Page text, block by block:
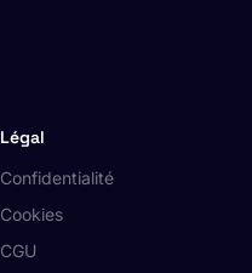
Légal
Confidentialité
Cookies
CGU